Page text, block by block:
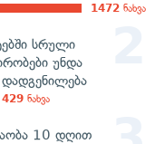
1472 ნახვა
სრული
უნდა
429 ნახვა
10 დღით